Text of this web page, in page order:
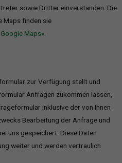
sowie Dritter einverstanden. Die
Maps finden sie
Maps»
zur Verfügung stellt und
Anfragen zukommen lassen,
inklusive der von Ihnen
Bearbeitung der Anfrage und
uns gespeichert. Diese Daten
weiter und werden vertraulich
Speichern
erforderlich.
anzeigen
von externen Medien
auf diese Inhalte keiner